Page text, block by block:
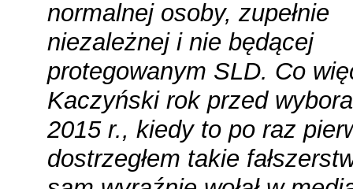
normalnej osoby, zupełnie
niezależnej i nie będącej
protegowanym SLD. Co
Kaczyński rok przed
2015 r., kiedy to po raz
dostrzegłem takie